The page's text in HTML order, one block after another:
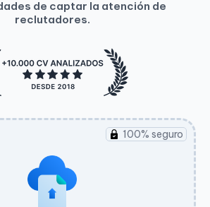
de captar la atención de
reclutadores.
100% seguro